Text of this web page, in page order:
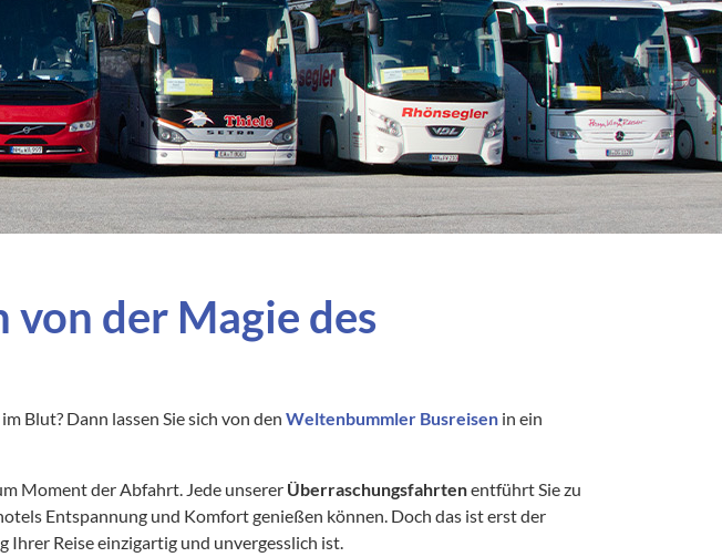
Silvesterreisen
von der Magie des
Blut? Dann lassen Sie sich von den Weltenbummler Busreisen in ein
Moment der Abfahrt. Jede unserer Überraschungsfahrtenentführt Sie zu
Entspannung und Komfort genießen können. Doch das ist erst der
Ihrer Reise einzigartig und unvergesslich ist.